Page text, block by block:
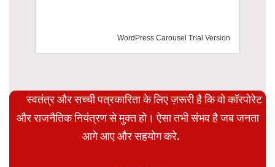
स्वतंत्र और सच्ची पत्रकारिता के लिए ज़रूरी है कि वो कॉरपोरेट
और राजनैतिक नियंत्रण से मुक्त हो। ऐसा तभी संभव है जब जनता
आगे आए और सहयोग करे.